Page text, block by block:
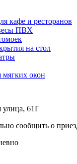
кафе и ресторанов
ПВХ
на стол
окон
улица, 61Г
сообщить о